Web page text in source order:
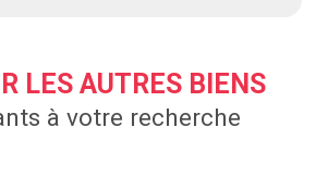
LES AUTRES BIENS
à votre recherche